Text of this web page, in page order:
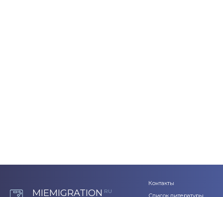
MIEMIGRATION RU
Контакты
Список литературы